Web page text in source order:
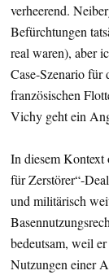
verheerend.
Befürchtungen
real waren), aber
Case-Szenario für
französischen
Vichy geht ein
In diesem Kontext
für Zerstörer“-
und militärisch
bedeutsam, weil
Nutzungen einer